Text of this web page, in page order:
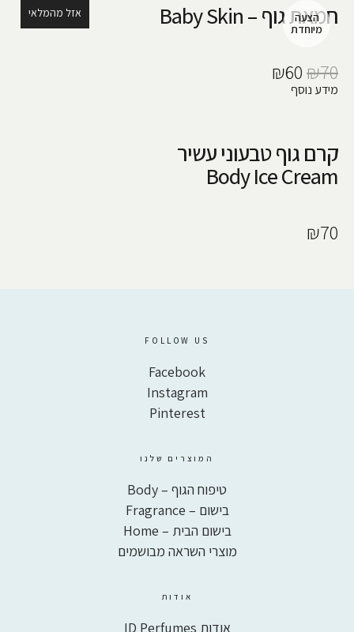
אזל מהמלאי חמאת גוף – Baby Skin
₪70
₪60
מידע נוסף
קרם גוף טבעוני עשיר
Body Ice Cream
₪70
FOLLOW US
Facebook
Instagram
Pinterest
המוצרים שלנו
טיפוח הגוף – Body
בישום – Fragrance
בישום הבית – Home
מוצרי השראה מבושמים
אודות
אודות ID Perfumes